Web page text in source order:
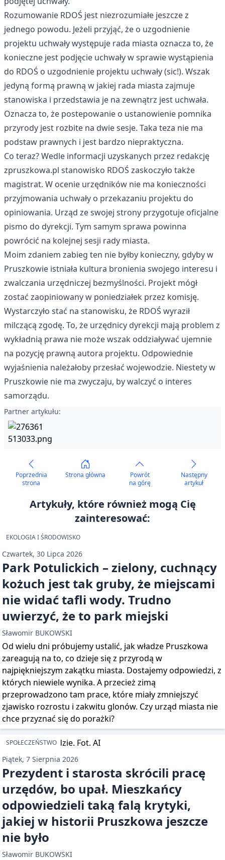
Rozumowanie RDOŚ jest niezrozumiałe jeszcze z
jednego powodu. Jeżeli przyjąć, że o uzgodnienie
projektu uchwały występuje rada miasta oznacza to, że
konieczne jest podjęcie uchwały w sprawie wystąpienia
do RDOŚ o uzgodnienie projektu uchwały (sic!). Wszak
jedyną formą prawną w jakiej rada miasta zajmuje
stanowiska i przedstawia je na zewnątrz jest uchwała.
Oznacza to, że postepowanie o ustanowienie pomnika
przyrody jest rozbite na dwie sesje. Taka teza nie ma
podstaw prawnych i jest bardzo niepraktyczna.
Co teraz? Wedle informacji uzyskanych przez redakcję
zpruszkowa.pl stanowisko RDOŚ zaskoczyło także
magistrat. W ocenie urzędników nie ma konieczności
przyjmowania uchwały o przekazaniu projektu do
opiniowania. Urząd ze swojej strony przygotuje oficjalne
pismo do dyrekcji. Tym samym sprawa powinna
powrócić na kolejnej sesji rady miasta.
Moim zdaniem zabieg ten nie byłby konieczny, gdyby w
Pruszkowie istniała kultura bronienia swojego interesu i
zwalczania urzędniczej bezmyślności. Projekt mógł
zostać zaopiniowany w poniedziałek przez komisję.
Wystarczyło stać na stanowisku, że RDOŚ wyraził
milczącą zgodę. To, że urzędnicy dyrekcji mają problem z
wykładnią prawa nie może wszak oddziaływać ujemnie
na pozycję prawną autora projektu. Odpowiednie
wyjaśnienia należałoby przesłać wojewodzie. Niestety w
Pruszkowie nie ma zwyczaju, by walczyć o interes
samorządu.
Partner artykułu:
Poprzednia
strona
Strona główna
Powrót
na górę
Następny
artykuł
Artykuły, które również mogą Cię
zainteresować:
EKOLOGIA I ŚRODOWISKO
Czwartek, 30 Lipca 2026
Park Potulickich – zielony, cuchnący
kożuch jest tak gruby, że miejscami
nie widać tafli wody. Trudno
uwierzyć, że to park miejski
Sławomir BUKOWSKI
Od wielu dni próbujemy ustalić, jak władze Pruszkowa
zareagują na to, co dzieje się z przyrodą w
najpiękniejszym zakątku miasta. Dostajemy odpowiedzi, z
których niewiele wynika. A przecież zimą
przeprowadzono tam prace, które miały zmniejszyć
zjawisko rozrostu i zakwitu glonów. Czy urząd miasta nie
chce przyznać się do porażki?
SPOŁECZEŃSTWO
Piątek, 7 Sierpnia 2026
Prezydent i starosta skrócili pracę
urzędów, bo upał. Mieszkańcy
odpowiedzieli taką falą krytyki,
jakiej w historii Pruszkowa jeszcze
nie było
Sławomir BUKOWSKI